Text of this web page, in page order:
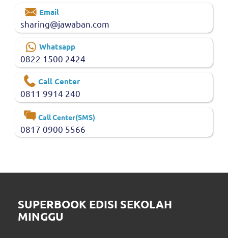
Email
sharing@jawaban.com
Whatsapp
0822 1500 2424
Call Center
0811 9914 240
Call Center(SMS)
0817 0900 5566
SUPERBOOK EDISI SEKOLAH
MINGGU